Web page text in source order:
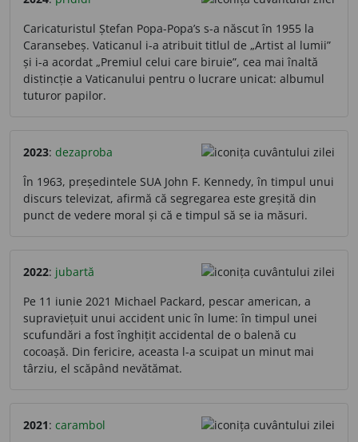
Caricaturistul Ștefan Popa-Popa’s s-a născut în 1955 la
Caransebeș. Vaticanul i-a atribuit titlul de „Artist al lumii”
și i-a acordat „Premiul celui care biruie”, cea mai înaltă
distincție a Vaticanului pentru o lucrare unicat: albumul
tuturor papilor.
2023: dezaproba
În 1963, președintele SUA John F. Kennedy, în timpul unui
discurs televizat, afirmă că segregarea este greșită din
punct de vedere moral și că e timpul să se ia măsuri.
2022: jubartă
Pe 11 iunie 2021 Michael Packard, pescar american, a
supraviețuit unui accident unic în lume: în timpul unei
scufundări a fost înghițit accidental de o balenă cu
cocoașă. Din fericire, aceasta l-a scuipat un minut mai
târziu, el scăpând nevătămat.
2021: carambol